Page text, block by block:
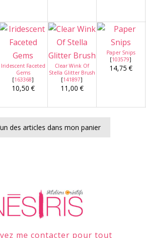
Iridescent Faceted
Gems
[163368]
10,50 €
Clear Wink Of
Stella Glitter Brush
[141897]
11,00 €
Paper Snips
[103579]
14,75 €
des articles dans mon panier
me contacter pour tout